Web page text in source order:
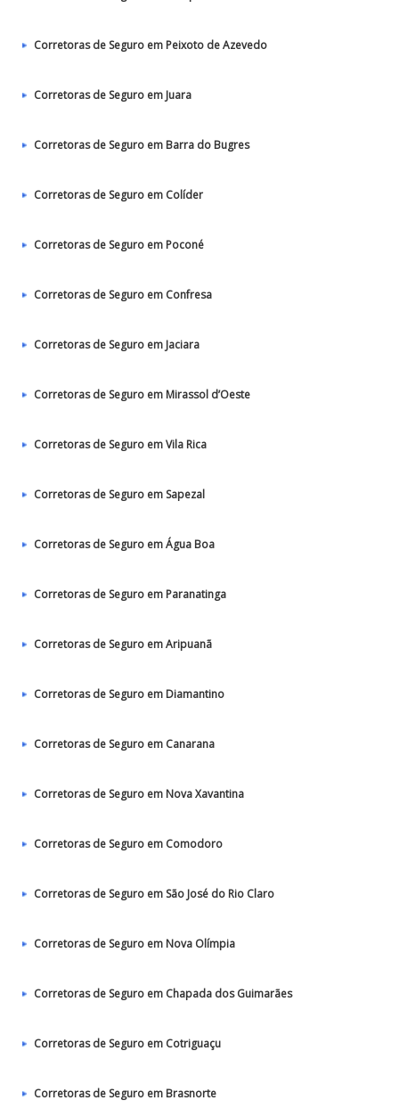
Corretoras de Seguro em Peixoto de Azevedo
Corretoras de Seguro em Juara
Corretoras de Seguro em Barra do Bugres
Corretoras de Seguro em Colíder
Corretoras de Seguro em Poconé
Corretoras de Seguro em Confresa
Corretoras de Seguro em Jaciara
Corretoras de Seguro em Mirassol d’Oeste
Corretoras de Seguro em Vila Rica
Corretoras de Seguro em Sapezal
Corretoras de Seguro em Água Boa
Corretoras de Seguro em Paranatinga
Corretoras de Seguro em Aripuanã
Corretoras de Seguro em Diamantino
Corretoras de Seguro em Canarana
Corretoras de Seguro em Nova Xavantina
Corretoras de Seguro em Comodoro
Corretoras de Seguro em São José do Rio Claro
Corretoras de Seguro em Nova Olímpia
Corretoras de Seguro em Chapada dos Guimarães
Corretoras de Seguro em Cotriguaçu
Corretoras de Seguro em Brasnorte